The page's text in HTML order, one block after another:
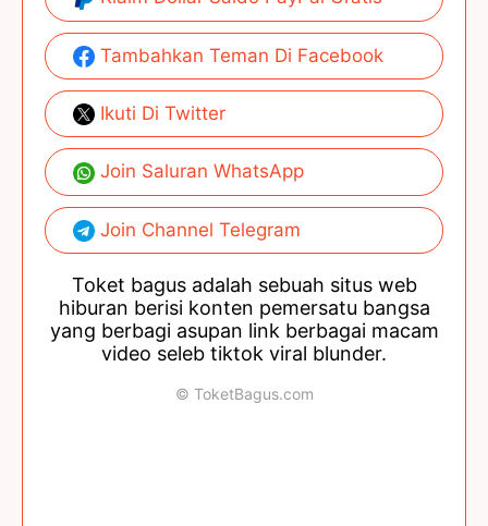
Tambahkan Teman Di Facebook
Ikuti Di Twitter
Join Saluran WhatsApp
Join Channel Telegram
Toket bagus adalah sebuah situs web
hiburan berisi konten pemersatu bangsa
yang berbagi asupan link berbagai macam
video seleb tiktok viral blunder.
© ToketBagus.com